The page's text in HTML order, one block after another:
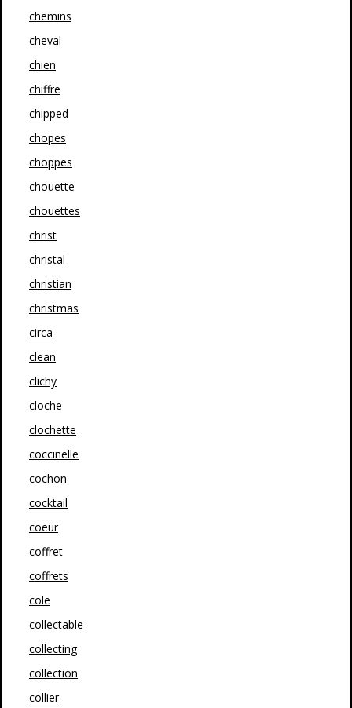
chemins
cheval
chien
chiffre
chipped
chopes
choppes
chouette
chouettes
christ
christal
christian
christmas
circa
clean
clichy
cloche
clochette
coccinelle
cochon
cocktail
coeur
coffret
coffrets
cole
collectable
collecting
collection
collier